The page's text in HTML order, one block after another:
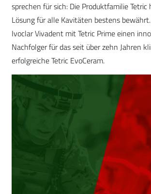
sprechen für sich: Die Produktfamilie Tetric
Lösung für alle Kavitäten bestens
Ivoclar Vivadent mit Tetric Prime einen
Nachfolger für das seit über zehn Jahren
erfolgreiche Tetric EvoCeram.